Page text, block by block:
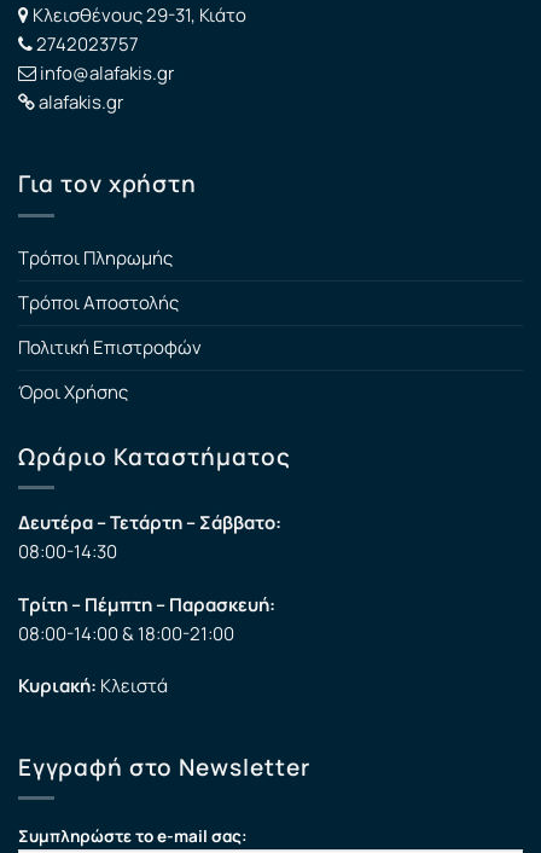
Κλεισθένους 29-31, Κιάτο
2742023757
info@alafakis.gr
alafakis.gr
Για τον χρήστη
Τρόποι Πληρωμής
Τρόποι Αποστολής
Πολιτική Επιστροφών
Όροι Χρήσης
Ωράριο Καταστήματος
Δευτέρα – Τετάρτη – Σάββατο:
08:00-14:30
Τρίτη – Πέμπτη – Παρασκευή:
08:00-14:00 & 18:00-21:00
Κυριακή: Κλειστά
Εγγραφή στο Newsletter
Συμπληρώστε το e-mail σας: